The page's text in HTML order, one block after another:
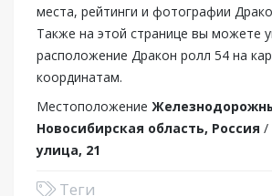
места, рейтинги и фотографии
Также на этой странице вы можете
расположение Дракон ролл 54 на
координатам.
Местоположение
Новосибирская область, Россия /
улица, 21
Теги